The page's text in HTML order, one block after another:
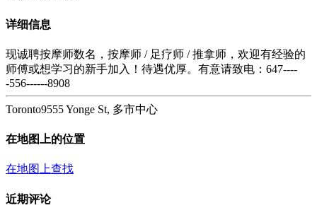
详细信息
现诚聘按摩师数名，按摩师 / 足疗师 / 推拿师，欢迎有经验的
师傅或想学习的新手加入！待遇优厚。有意请致电：647----
-556------8908
Toronto9555 Yonge St, 多市中心
在地图上的位置
在地图上查找
近期评论